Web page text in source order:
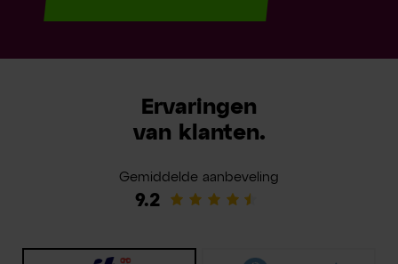
Ervaringen
van klanten.
Gemiddelde aanbeveling
9.2